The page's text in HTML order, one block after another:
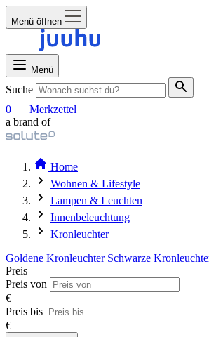
Menü öffnen
Menü
Suche
0
Merkzettel
a brand of
Home
Wohnen & Lifestyle
Lampen & Leuchten
Innenbeleuchtung
Kronleuchter
Goldene Kronleuchter Schwarze
Preis
Preis von
€
Preis bis
€